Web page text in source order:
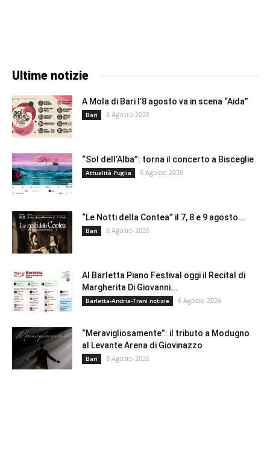
Ultime notizie
A Mola di Bari l’8 agosto va in scena “Aida”
Bari 6 Agosto 2026
“Sol dell’Alba”: torna il concerto a Bisceglie
Attualità Puglia 6 Agosto 2026
“Le Notti della Contea” il 7, 8 e 9 agosto...
Bari 6 Agosto 2026
Al Barletta Piano Festival oggi il Recital di
Margherita Di Giovanni...
Barletta-Andria-Trani notizie 6 Agosto 2026
“Meravigliosamente”: il tributo a Modugno
al Levante Arena di Giovinazzo
Bari 5 Agosto 2026